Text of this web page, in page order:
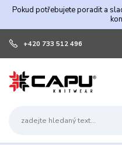
Pokud potřebujete poradit a
+420 733 512 496